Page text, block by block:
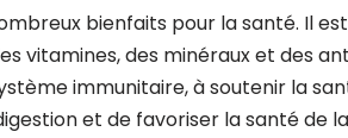
bienfaits pour la santé. Il
vitamines, des minéraux et des
immunitaire, à soutenir la
et de favoriser la santé de